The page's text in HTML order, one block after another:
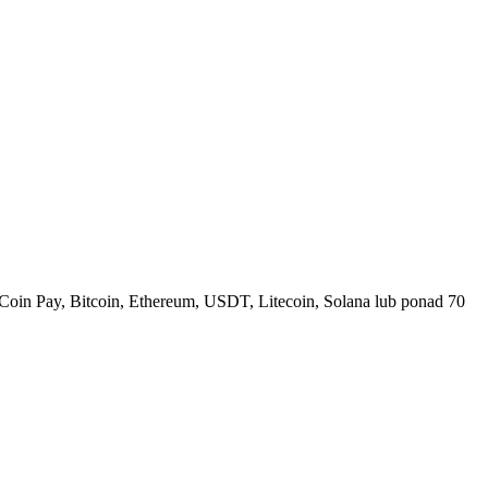
Pay, Bitcoin, Ethereum, USDT, Litecoin, Solana lub ponad 70